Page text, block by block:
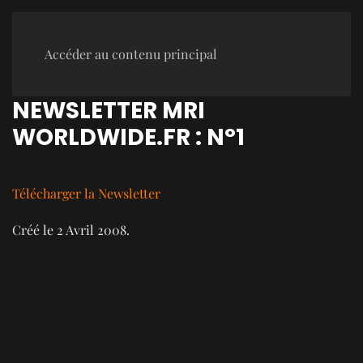
Accéder au contenu principal
NEWSLETTER MRI
WORLDWIDE.FR : N°1
Télécharger la Newsletter
Créé le 2 Avril 2008.